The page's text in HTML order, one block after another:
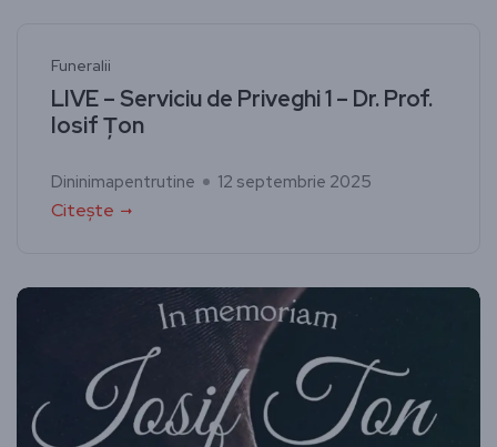
Funeralii
LIVE – Serviciu de Priveghi 1 – Dr. Prof.
Iosif Țon
Dininimapentrutine 12 septembrie 2025
Citește